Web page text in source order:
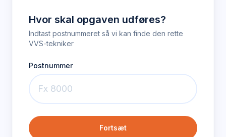
Hvor skal opgaven udføres?
Indtast postnummeret så vi kan finde den rette
VVS-tekniker
Postnummer
Fortsæt